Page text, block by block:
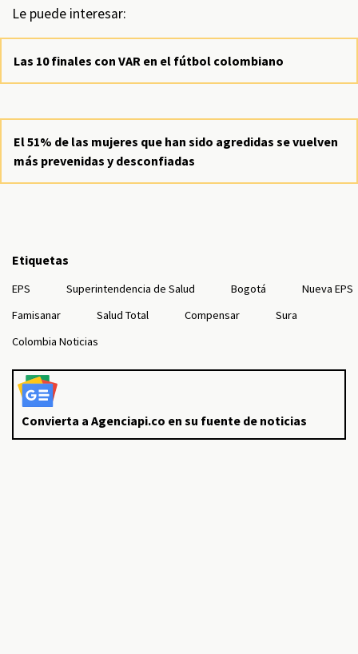
Le puede interesar:
Las 10 finales con VAR en el fútbol colombiano
El 51% de las mujeres que han sido agredidas se vuelven
más prevenidas y desconfiadas
Etiquetas
EPS Superintendencia de Salud Bogotá
Nueva EPS
Famisanar
Salud Total Compensar
Sura
Colombia Noticias
Convierta a Agenciapi.co en su fuente de noticias